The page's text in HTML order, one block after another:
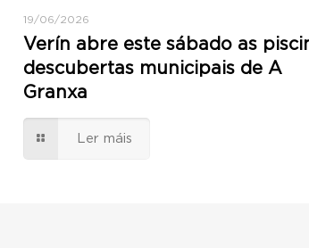
19/06/2026
Verín abre este sábado as
descubertas municipais de A
Granxa
Ler máis